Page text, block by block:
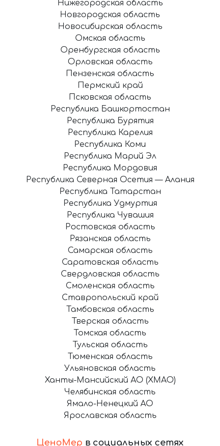
ЦеноМер в социальных сетях
Нижегородская область
Новгородская область
Новосибирская область
Омская область
Оренбургская область
Орловская область
Пензенская область
Пермский край
Псковская область
Республика Башкортостан
Республика Бурятия
Республика Карелия
Республика Коми
Республика Марий Эл
Республика Мордовия
Республика Северная Осетия — Алания
Республика Татарстан
Республика Удмуртия
Республика Чувашия
Ростовская область
Рязанская область
Самарская область
Саратовская область
Свердловская область
Смоленская область
Ставропольский край
Тамбовская область
Тверская область
Томская область
Тульская область
Тюменская область
Ульяновская область
Ханты-Мансийский АО (ХМАО)
Челябинская область
Ямало-Ненецкий АО
Ярославская область